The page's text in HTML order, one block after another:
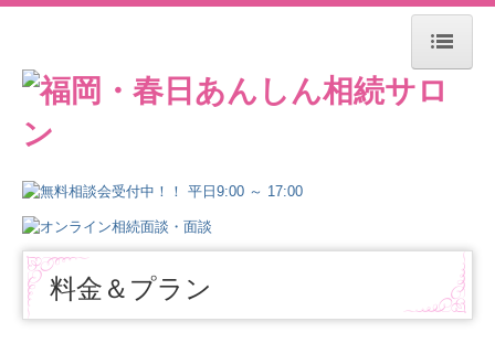
料金＆プラン
セミナー案内
料金＆プラン